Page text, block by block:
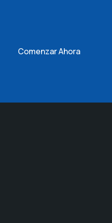
Comenzar Ahora